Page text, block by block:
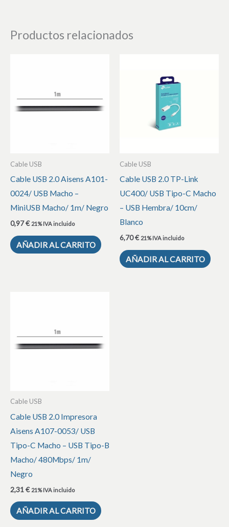
Productos relacionados
Cable USB
Cable USB 2.0 Aisens A101-
0024/ USB Macho –
MiniUSB Macho/ 1m/ Negro
0,97€ 21% IVA incluido
AÑADIR AL CARRITO
Cable USB
Cable USB 2.0 TP-Link
UC400/ USB Tipo-C Macho
– USB Hembra/ 10cm/
Blanco
6,70€ 21% IVA incluido
AÑADIR AL CARRITO
Cable USB
Cable USB 2.0 Impresora
Aisens A107-0053/ USB
Tipo-C Macho – USB Tipo-B
Macho/ 480Mbps/ 1m/
Negro
2,31€ 21% IVA incluido
AÑADIR AL CARRITO